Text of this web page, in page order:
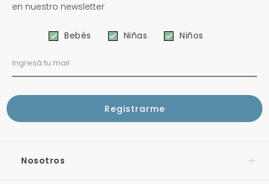
en nuestro newsletter
Bebés Niñas Niños
Nosotros